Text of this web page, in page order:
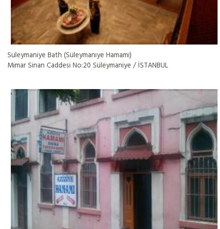
Suleymaniye Bath (Süleymanıye Hamamı)
Mimar Sinan Caddesi No:20 Süleymaniye / İSTANBUL